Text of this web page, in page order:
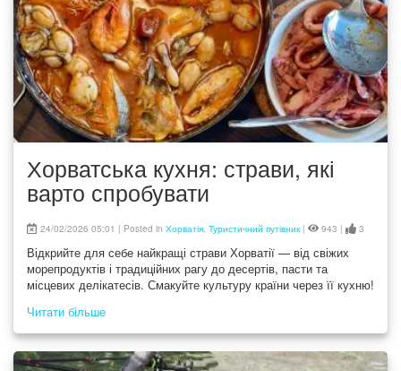
Хорватська кухня: страви, які
варто спробувати
24/02/2026 05:01 | Posted in Хорватія, Туристичний путівник| 943 | 3
Відкрийте для себе найкращі страви Хорватії — від свіжих
морепродуктів і традиційних рагу до десертів, пасти та
місцевих делікатесів. Смакуйте культуру країни через її кухню!
Читати більше